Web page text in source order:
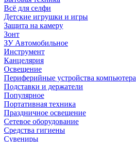
Всё для селфи
Детские игрушки и игры
Защита на камеру
Зонт
ЗУ Автомобильное
Инструмент
Канцелярия
Освещение
Периферийные устройства компьютера
Подставки и держатели
Популярное
Портативная техника
Праздничное освещение
Сетевое оборудование
Средства гигиены
Сувениры